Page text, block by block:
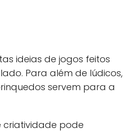
ideias de jogos feitos
Para além de lúdicos,
servem para a
criatividade pode